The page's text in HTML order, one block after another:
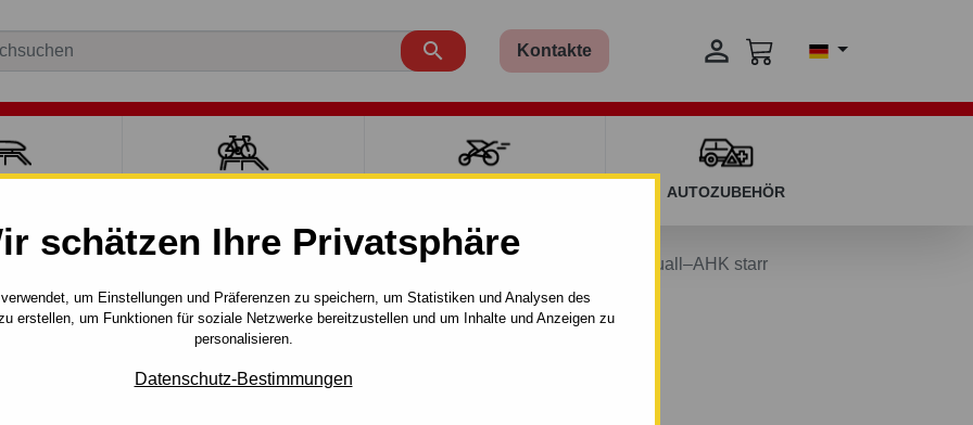
schätzen Ihre Privatsphäre
um Einstellungen und Präferenzen zu speichern, um Statistiken und Analysen des
erstellen, um Funktionen für soziale Netzwerke bereitzustellen und um Inhalte und Anzeigen zu
personalisieren.
Datenschutz-Bestimmungen
 Kontakte 
AUTOZUBEHÖR
Anhängerkupplung für Opel COMBO - "C" - manuall–AHK starr
Artikel-Nr.:
Anhängerkupplung - manuell–AHK starr.